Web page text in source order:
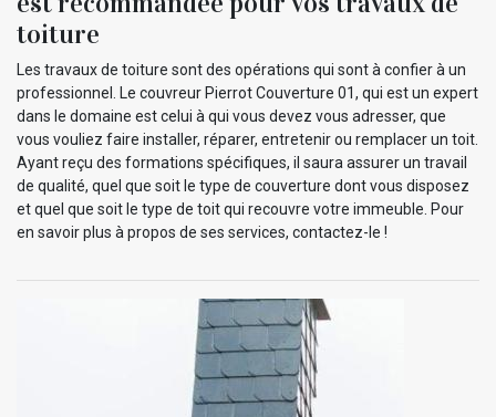
toiture
Les travaux de toiture sont des opérations qui sont à confier à un
professionnel. Le couvreur Pierrot Couverture 01, qui est un expert
dans le domaine est celui à qui vous devez vous adresser, que
vous vouliez faire installer, réparer, entretenir ou remplacer un toit.
Ayant reçu des formations spécifiques, il saura assurer un travail
de qualité, quel que soit le type de couverture dont vous disposez
et quel que soit le type de toit qui recouvre votre immeuble. Pour
en savoir plus à propos de ses services, contactez-le !